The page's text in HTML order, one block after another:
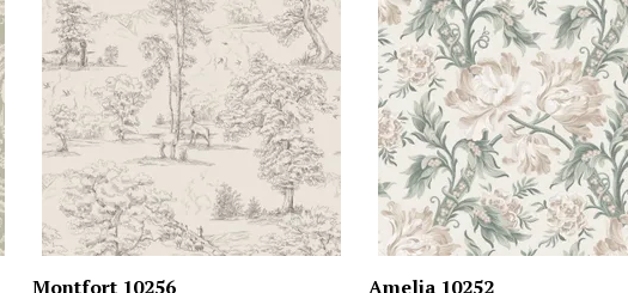
Montfort 10256
Amelia 10252